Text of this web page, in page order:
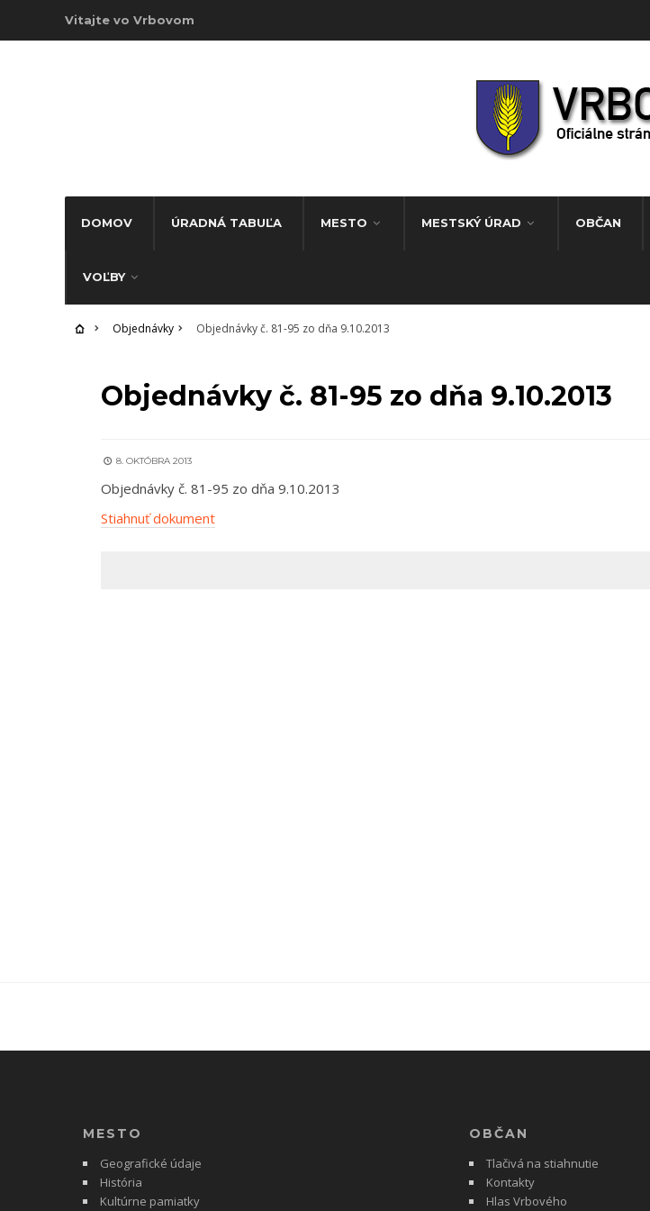
Vitajte vo Vrbovom
DOMOV ÚRADNÁ TABUĽA MESTO MESTSKÝ ÚRAD OBČAN
VOĽBY
Objednávky Objednávky č. 81-95 zo dňa 9.10.2013
OBJEDNÁVKY
Objednávky č. 81-95 zo dňa 9.10.2013
8. OKTÓBRA 2013
Objednávky č. 81-95 zo dňa 9.10.2013
Stiahnuť dokument
MESTO
Geografické údaje
História
Kultúrne pamiatky
OBČAN
Tlačivá na stiahnutie
Kontakty
Hlas Vrbového